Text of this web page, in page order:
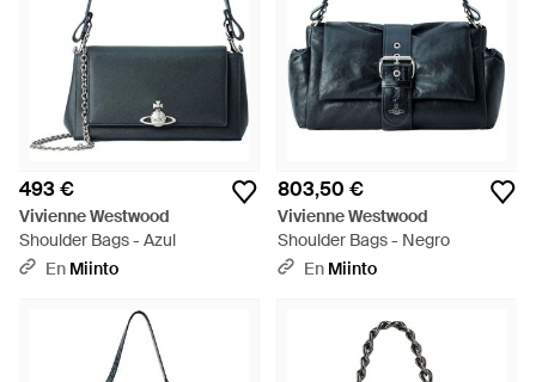
493 €
Vivienne Westwood
Shoulder Bags - Azul
En Miinto
803,50 €
Vivienne Westwood
Shoulder Bags - Negro
En Miinto